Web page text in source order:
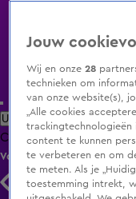
Uitzending Gemist
ClipsFilmsRadioSmart
Volg KIJK
Jouw
Wij en onze28
technieken om
van onze website(s),
„Alle cookies
trackingtechnologieën
content te kunnen
te verbeteren en om
te meten. Als je
toestemming intrekt,